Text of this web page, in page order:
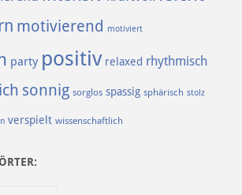
motivierend motiviert
party positiv relaxed rhythmisch
sonnig sorglos spassig sphärisch stolz
verspielt wissenschaftlich